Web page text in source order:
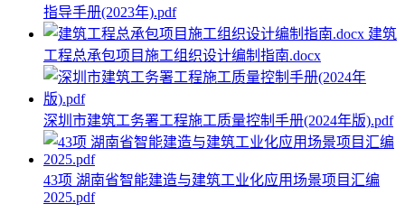
指导手册(2023年).pdf
建筑
工程总承包项目施工组织设计编制指南.docx
深圳市建筑工务署工程施工质量控制手册(2024年版).pdf
43项 湖南省智能建造与建筑工业化应用场景项目汇编
2025.pdf